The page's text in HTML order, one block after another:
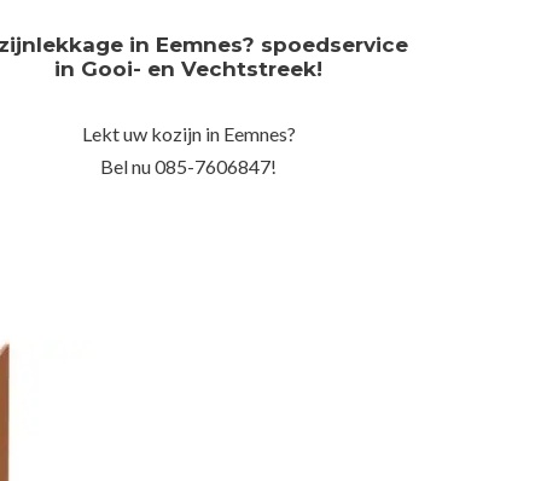
in Eemnes? spoedservice
in Gooi- en Vechtstreek!
Lekt uw kozijn in Eemnes?
Bel nu 085-7606847!